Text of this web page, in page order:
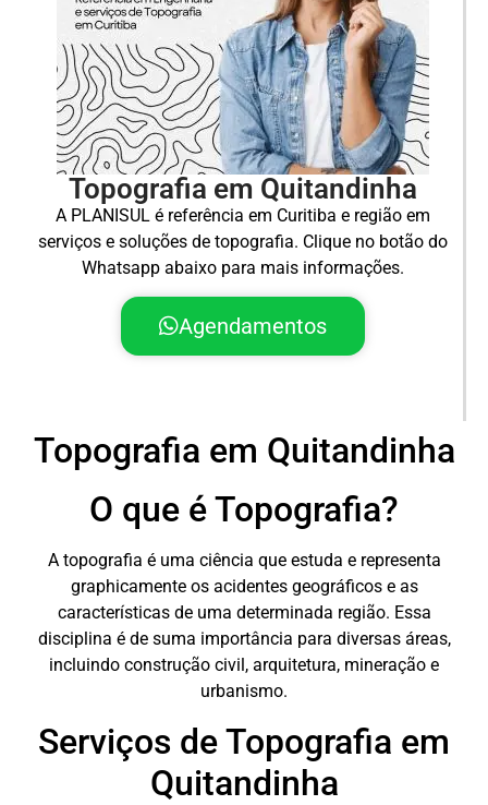
Topografia em Quitandinha
A PLANISUL é referência em Curitiba e região em
serviços e soluções de topografia. Clique no botão do
Whatsapp abaixo para mais informações.
Agendamentos
Topografia em Quitandinha
O que é Topografia?
A topografia é uma ciência que estuda e representa
graphicamente os acidentes geográficos e as
características de uma determinada região. Essa
disciplina é de suma importância para diversas áreas,
incluindo construção civil, arquitetura, mineração e
urbanismo.
Serviços de Topografia em
Quitandinha